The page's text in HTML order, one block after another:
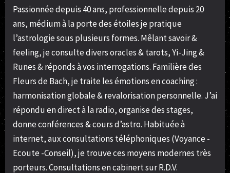
Passionnée depuis 40 ans, professionnelle depuis 20
ans, médium à la porte des étoiles je pratique
l’astrologie sous plusieurs formes. Mêlant savoir &
feeling, je consulte divers oracles & tarots, Yi-Jing &
Runes & réponds à vos interrogations. Familière des
Fleurs de Bach, je traite les émotions en coaching :
harmonisation globale & revalorisation personnelle. J’ai
répondu en direct à la radio, organise des stages,
donne conférences & cours d’astro. Habituée à
internet, aux consultations téléphoniques (Voyance -
Ecoute -Conseil), je trouve ces moyens modernes très
porteurs. Consultations en cabinert sur R.D.V.